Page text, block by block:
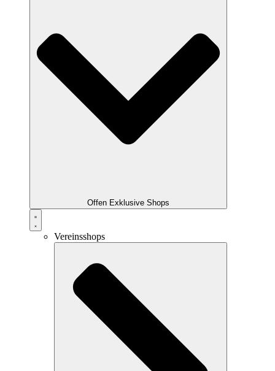
Offen Exklusive Shops
Vereinsshops